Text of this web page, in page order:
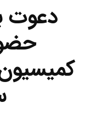
دعوت